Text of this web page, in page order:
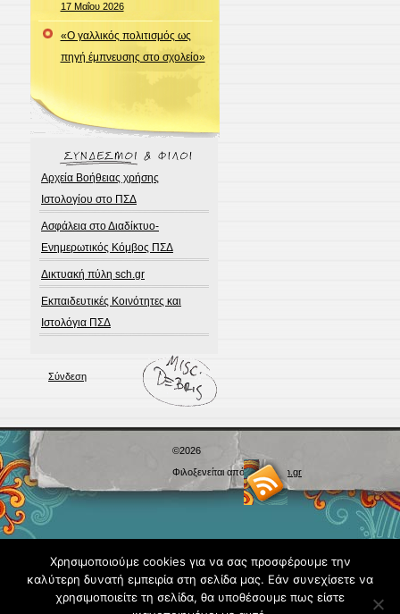
17 Μαΐου 2026
«Ο γαλλικός πολιτισμός ως
πηγή έμπνευσης στο σχολείο»
Αρχεία Βοήθειας χρήσης
Ιστολογίου στο ΠΣΔ
Ασφάλεια στο Διαδίκτυο-
Ενημερωτικός Κόμβος ΠΣΔ
Δικτυακή πύλη sch.gr
Εκπαιδευτικές Κοινότητες και
Ιστολόγια ΠΣΔ
Σύνδεση
©2026
Φιλοξενείται απόBlogs.sch.gr
Χρησιμοποιούμε cookies για να σας προσφέρουμε την
καλύτερη δυνατή εμπειρία στη σελίδα μας. Εάν συνεχίσετε να
χρησιμοποιείτε τη σελίδα, θα υποθέσουμε πως είστε